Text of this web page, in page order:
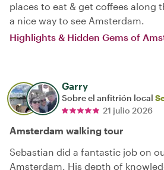
places to eat & get coffees along
a nice way to see Amsterdam.
Highlights & Hidden Gems of
Garry
Sobre el anfitrión local
21 julio 2026
Amsterdam walking tour
Sebastian did a fantastic job on
Amsterdam. His depth of